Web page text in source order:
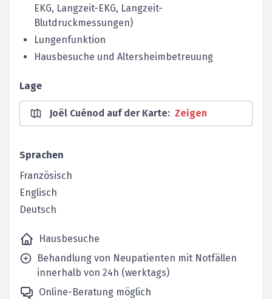
EKG, Langzeit-EKG, Langzeit-
Blutdruckmessungen)
Lungenfunktion
Hausbesuche und Altersheimbetreuung
Lage
Joël Cuénod auf der Karte: Zeigen
Sprachen
Französisch
Englisch
Deutsch
Hausbesuche
Behandlung von Neupatienten mit Notfällen
innerhalb von 24h (werktags)
Online-Beratung möglich